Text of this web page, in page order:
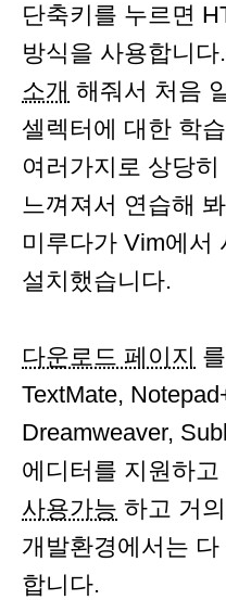
단축키를 누르면
방식을 사용합니다
소개 해줘서 처음
셀렉터에 대한 학
여러가지로 상당
느껴져서 연습해
미루다가 Vim에서
설치했습니다.
다운로드 페이지
TextMate,
Dreamweaver,
에디터를 지원하고
사용가능 하고 거
개발환경에서는
합니다.